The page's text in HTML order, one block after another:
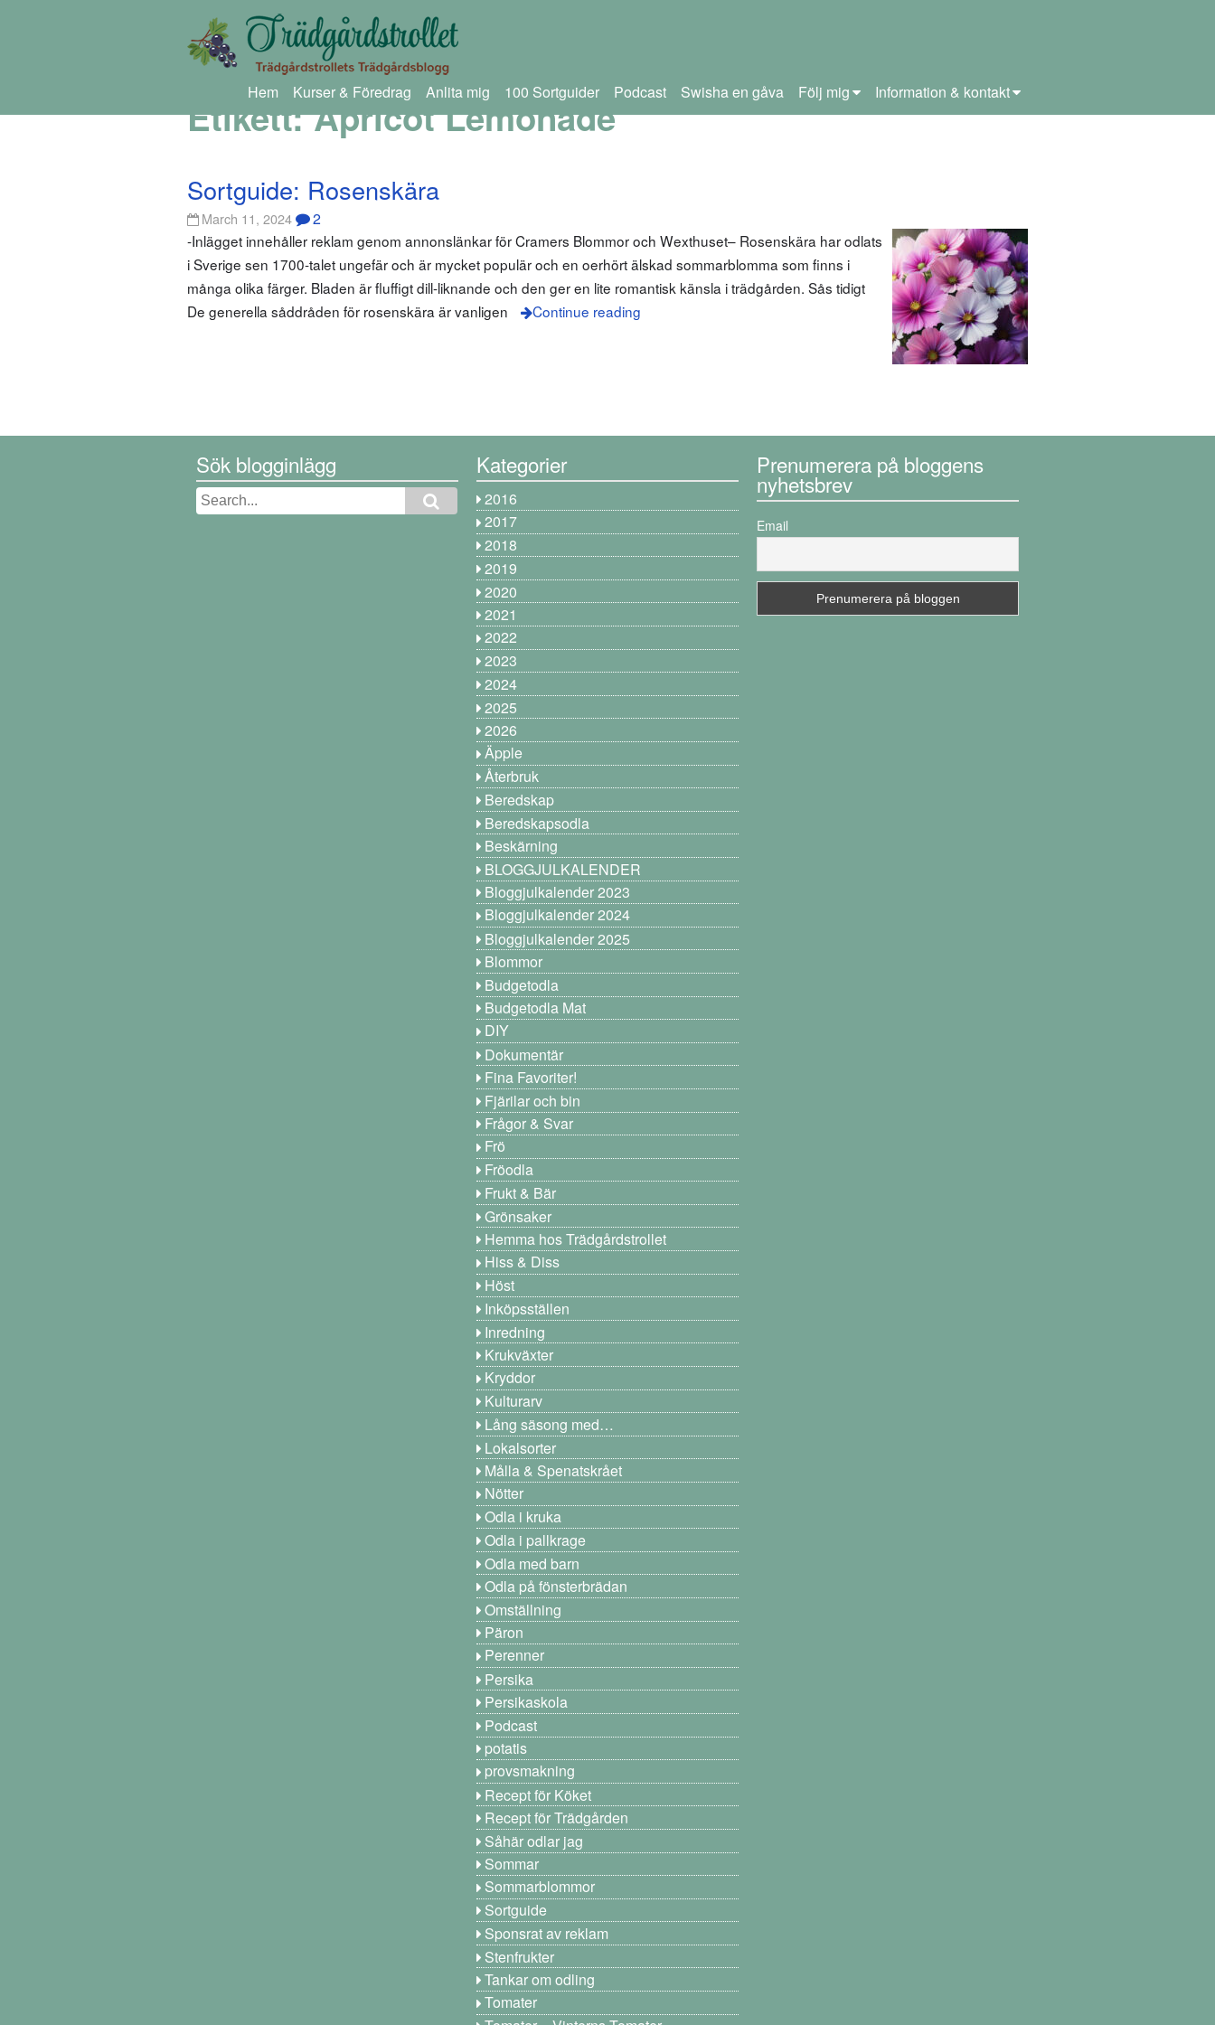
Hem Kurser & Föredrag Anlita mig 100 Sortguider Podcast Swisha en gåva Följ mig Information & kontakt
Etikett:Apricot Lemonade
Sortguide: Rosenskära
March 11, 2024 2
-Inlägget innehåller reklam genom annonslänkar för Cramers Blommor och Wexthuset– Rosenskära har odlats
i Sverige sen 1700-talet ungefär och är mycket populär och en oerhört älskad sommarblomma som finns i
många olika färger. Bladen är fluffigt dill-liknande och den ger en lite romantisk känsla i trädgården. Sås tidigt
De generella såddråden för rosenskära är vanligen
Continue reading
Sök blogginlägg Kategorier
2016
2017
2018
2019
2020
2021
2022
2023
2024
2025
2026
Äpple
Återbruk
Beredskap
Beredskapsodla
Beskärning
BLOGGJULKALENDER
Bloggjulkalender 2023
Bloggjulkalender 2024
Bloggjulkalender 2025
Blommor
Budgetodla
Budgetodla Mat
DIY
Dokumentär
Fina Favoriter!
Fjärilar och bin
Frågor & Svar
Frö
Fröodla
Frukt & Bär
Grönsaker
Hemma hos Trädgårdstrollet
Hiss & Diss
Höst
Inköpsställen
Inredning
Krukväxter
Kryddor
Kulturarv
Lång säsong med…
Lokalsorter
Målla & Spenatskrået
Nötter
Odla i kruka
Odla i pallkrage
Odla med barn
Odla på fönsterbrädan
Omställning
Päron
Perenner
Persika
Persikaskola
Podcast
potatis
provsmakning
Recept för Köket
Recept för Trädgården
Såhär odlar jag
Sommar
Sommarblommor
Sortguide
Sponsrat av reklam
Stenfrukter
Tankar om odling
Tomater
Prenumerera på bloggens
nyhetsbrev
Email